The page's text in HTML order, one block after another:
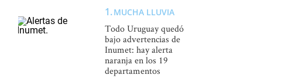
MUCHA LLUVIA
Todo Uruguay quedó
bajo advertencias de
Inumet: hay alerta
naranja en los 19
departamentos